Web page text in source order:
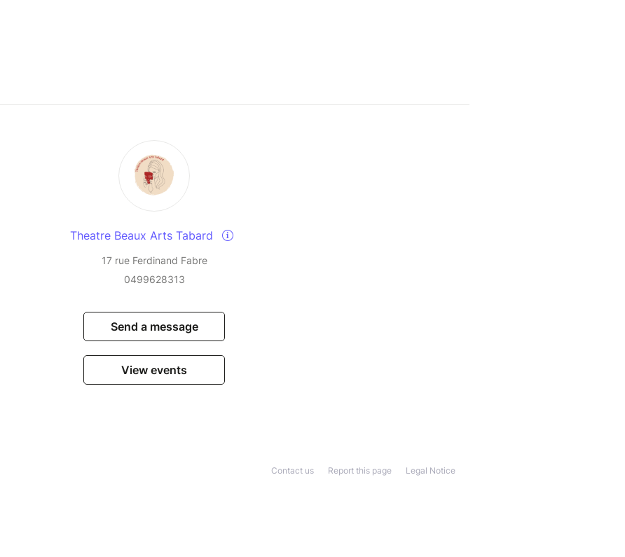
Theatre Beaux Arts Tabard
17 rue Ferdinand Fabre
0499628313
Send a message
View events
Legal Notice
Report this page
Contact us